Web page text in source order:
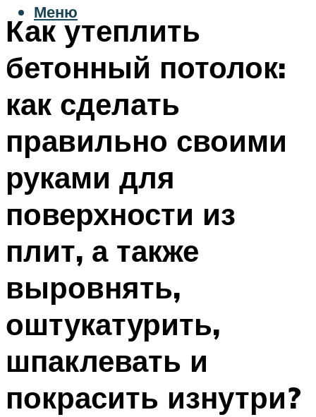
Меню
Как утеплить
бетонный потолок:
как сделать
правильно своими
руками для
поверхности из
плит, а также
выровнять,
оштукатурить,
шпаклевать и
покрасить изнутри?